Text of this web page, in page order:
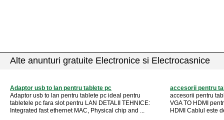
Alte anunturi gratuite Electronice si Electrocasnice
Adaptor usb to lan pentru tablete pc
Adaptor usb to lan pentru tablete pc ideal pentru
tabletele pc fara slot pentru LAN DETALII TEHNICE:
Integrated fast ethernet MAC, Physical chip and ...
accesorii pentru
accesorii pentru
VGA TO HDMI
HDMI Cablul este